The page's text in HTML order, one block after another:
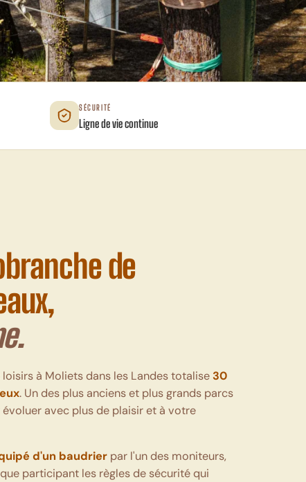
SÉCURITÉ
Ligne de vie continue
de
à Moliets dans les Landes totalise 30
. Un des plus anciens et plus grands parcs
avec plus de plaisir et à votre
d'un baudrier par l'un des moniteurs,
participant les règles de sécurité qui